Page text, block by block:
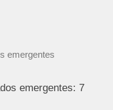
emergentes: 7